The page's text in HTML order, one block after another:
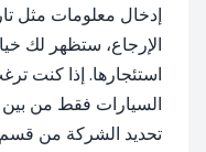
إدخال معلومات مثل
الإرجاع، ستظهر لك
استئجارها. إذا كنت
السيارات فقط من بين
تحديد الشركة من